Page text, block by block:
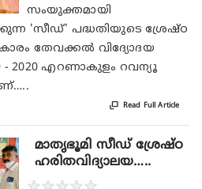
സംയുക്തമായി
'സീഡ്' പദ്ധതിയുടെ ശ്രേഷ്ഠ
തേവക്കല്‍ വിദ്യോദയ
- 2020 എറണാകുളം റവന്യൂ
 Read Full Article
മാതൃഭൂമി സീഡ് ശ്രേഷ്‌ഠ
ഹരിതവിദ്യാലയ…..